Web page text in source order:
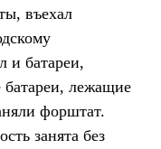
въехал
и батареи,
лежащие
форштат.
занята без